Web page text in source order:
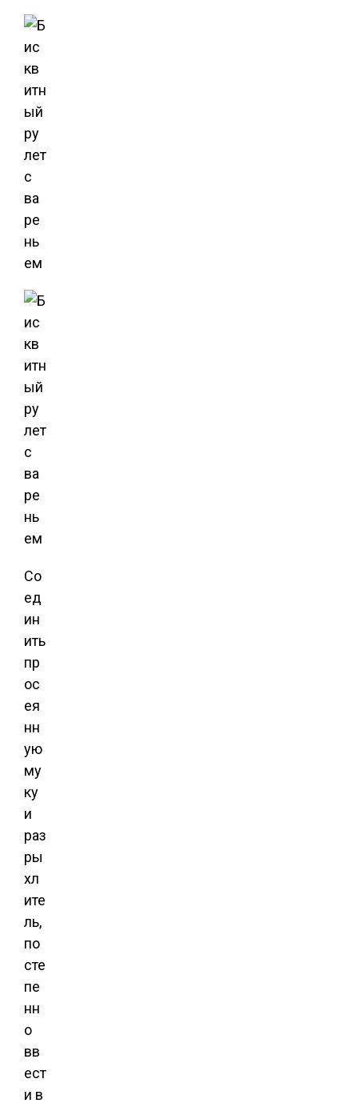
Со
ед
ин
ить
пр
ос
ея
нн
ую
му
ку
и
раз
ры
хл
ите
ль,
по
сте
пе
нн
о
вв
ест
и в